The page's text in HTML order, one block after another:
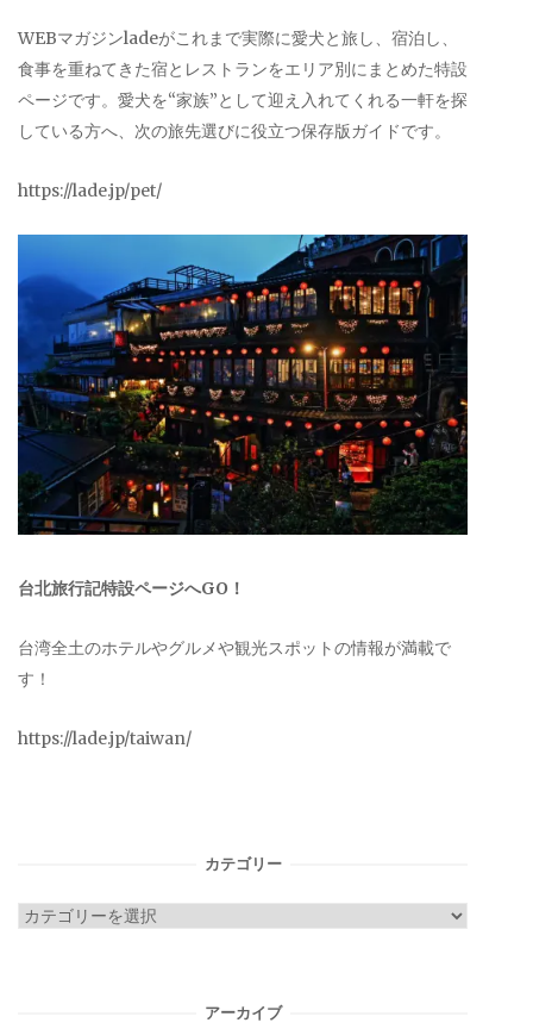
WEBマガジンladeがこれまで実際に愛犬と旅し、宿泊し、
食事を重ねてきた宿とレストランをエリア別にまとめた特設
ページです。愛犬を“家族”として迎え入れてくれる一軒を探
している方へ、次の旅先選びに役立つ保存版ガイドです。
https://lade.jp/pet/
台北旅行記特設ページへGO！
台湾全土のホテルやグルメや観光スポットの情報が満載で
す！
https://lade.jp/taiwan/
カテゴリー
カ
アーカイブ